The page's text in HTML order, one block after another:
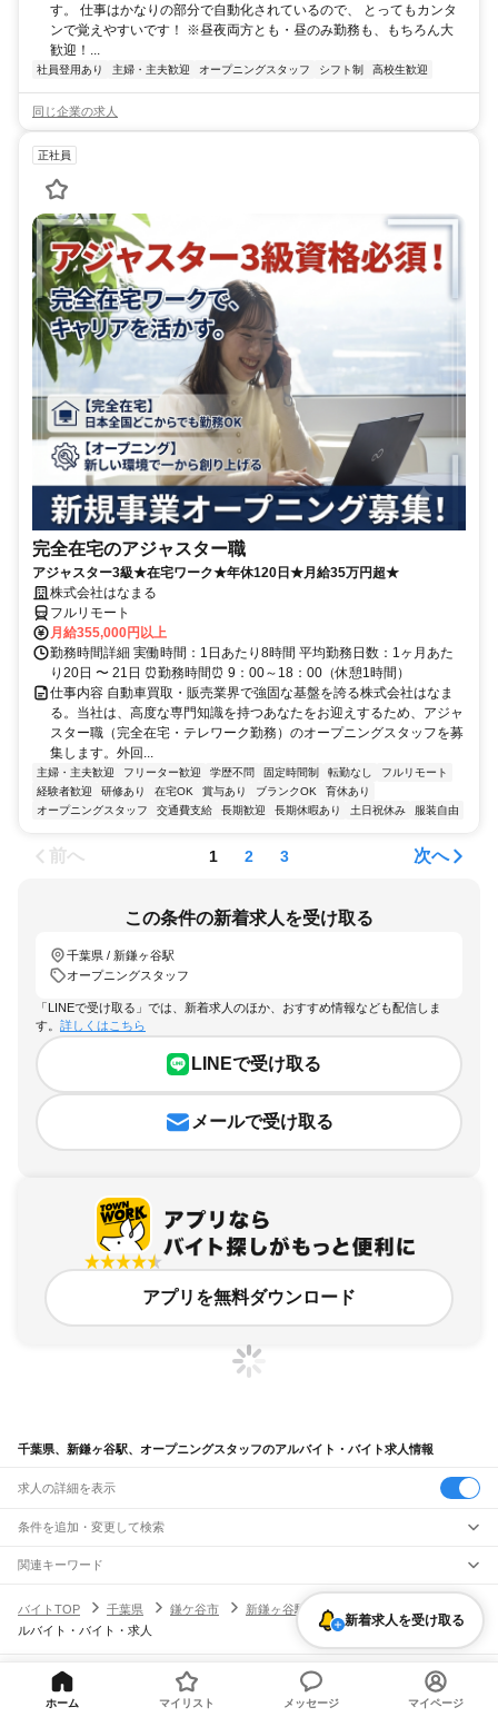
す。 仕事はかなりの部分で自動化されているので、 とってもカンタ
ンで覚えやすいです！ ※昼夜両方とも・昼のみ勤務も、もちろん大
歓迎！...
社員登用あり 主婦・主夫歓迎 オープニングスタッフ シフト制 高校生歓迎
同じ企業の求人
正社員
完全在宅のアジャスター職
アジャスター3級★在宅ワーク★年休120日★月給35万円超★
株式会社はなまる
フルリモート
月給355,000円以上
勤務時間詳細 実働時間：1日あたり8時間 平均勤務日数：1ヶ月あた
り20日 〜 21日 ⏰勤務時間⏰ 9：00～18：00（休憩1時間）
仕事内容 自動車買取・販売業界で強固な基盤を誇る株式会社はなま
る。当社は、高度な専門知識を持つあなたをお迎えするため、アジャ
スター職（完全在宅・テレワーク勤務）のオープニングスタッフを募
集します。外回...
主婦・主夫歓迎 フリーター歓迎 学歴不問 固定時間制 転勤なし
フルリモート
経験者歓迎
研修あり 在宅OK 賞与あり ブランクOK
育休あり
オープニングスタッフ
交通費支給 長期歓迎 長期休暇あり 土日祝休み 服装自由
前へ 1 2 3 次へ
この条件の新着求人を受け取る
千葉県 / 新鎌ヶ谷駅
オープニングスタッフ
「LINEで受け取る」では、新着求人のほか、おすすめ情報なども配信しま
す。 詳しくはこちら
LINEで受け取る
メールで受け取る
アプリを無料ダウンロード
千葉県、新鎌ヶ谷駅、オープニングスタッフのアルバイト・バイト求人情報
求人の詳細を表示
条件を追加・変更して検索
市区町村を追加・変更
千葉県すべて
千葉市すべて
銚子市 館山市 野田市 佐倉市東金市
旭市
勝浦市市原市 八千代市 我孫子市
鎌ケ谷市
駅を追加・変更
JR中央・総武線
市川駅本八幡駅 下総中山駅 西船橋駅 東船橋駅 津田沼駅 幕張本郷駅 幕張駅
職種を追加・変更
飲食・フードサービス
飲食・フードサービス
すべて
ホールスタッフ
キッチンスタッフ 皿洗い・洗い場精肉・鮮魚加工
給食調理
特徴を追加・変更
人気
関連キーワード
ガチャガチャ犬カフェ
バイトTOP
千葉県 鎌ケ谷市 新鎌ヶ谷駅
オープニングスタッフのア
ルバイト・バイト・求人
新着求人を受け取る
ヘルプ・お問い合わせ サイトマップ
利用規約・プライバシーポリシー
[企業]求人広告の掲載相談
ホーム マイリスト メッセージ マイページ